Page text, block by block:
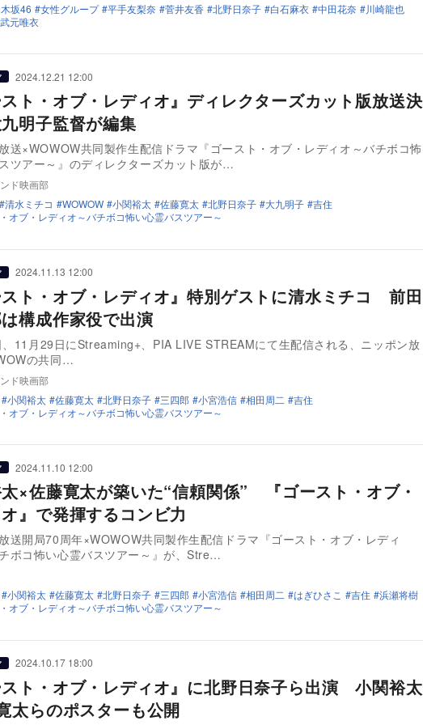
坂46 女性グループ 平手友梨奈 菅井友香 北野日奈子 白石麻衣 中田花奈
川崎龍也
武元唯衣
2024.12.21 12:00
スト・オブ・レディオ』ディレクターズカット版放送決
明子監督が編集
送×WOWOW共同製作生配信ドラマ『ゴースト・オブ・レディオ～バチボコ怖
ツアー～』のディレクターズカット版が…
ド映画部
清水ミチコ WOWOW 小関裕太 佐藤寛太 北野日奈子 大九明子
吉住
オブ・レディオ～バチボコ怖い心霊バスツアー～
2024.11.13 12:00
スト・オブ・レディオ』特別ゲストに清水ミチコ 前田
構成作家役で出演
11月29日にStreaming+、PIA LIVE STREAMにて生配信される、ニッポン放
の共同…
ド映画部
小関裕太 佐藤寛太 北野日奈子 三四郎 小宮浩信 相田周二
吉住
オブ・レディオ～バチボコ怖い心霊バスツアー～
2024.11.10 12:00
×佐藤寛太が築いた“信頼関係” 『ゴースト・オブ・
』で発揮するコンビ力
送開局70周年×WOWOW共同製作生配信ドラマ『ゴースト・オブ・レディ
ボコ怖い心霊バスツアー～』が、Stre…
小関裕太 佐藤寛太 北野日奈子 三四郎 小宮浩信 相田周二 はぎひさこ 吉住
浜瀬将樹
オブ・レディオ～バチボコ怖い心霊バスツアー～
2024.10.17 18:00
スト・オブ・レディオ』に北野日奈子ら出演 小関裕太
太らのポスターも公開